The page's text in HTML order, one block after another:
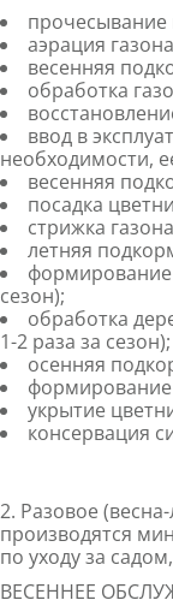
прочесывание
аэрация
весенняя
обработка
ввод в
необходимости,
весенняя
посадка
стрижка
летняя
формирование
сезон);
обработка
1-2 раза за сезон);
осенняя
формирование
укрытие
консервация
2. Разовое
производятся
по уходу за
ВЕСЕННЕЕ